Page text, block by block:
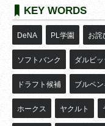
KEY WORDS
DeNA PL学園 お詫
ソフトバンク ダルビ
ドラフト候補 ブルペ
ホークス ヤクルト